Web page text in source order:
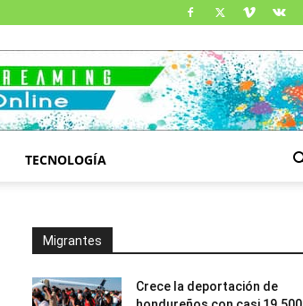
TECNOLOGÍA
Migrantes
Crece la deportación de